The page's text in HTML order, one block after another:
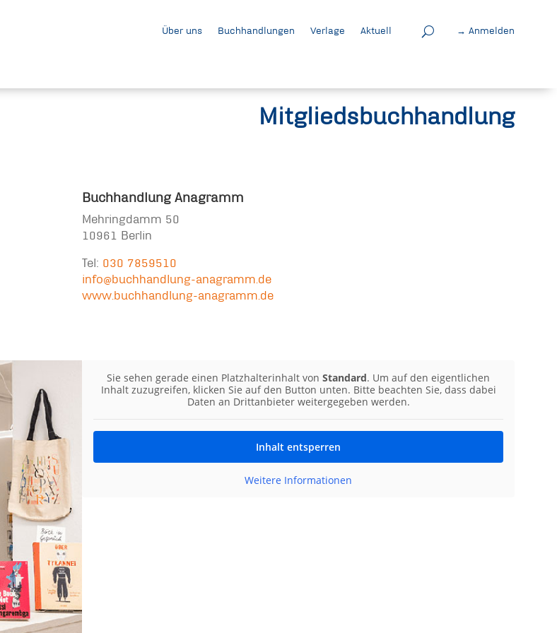
Über uns Buchhandlungen Verlage Aktuell → Anmelden
Mitgliedsbuchhandlung
Buchhandlung Anagramm
Mehringdamm 50
10961 Berlin
Tel: 030 7859510
info@buchhandlung-anagramm.de
www.buchhandlung-anagramm.de
Sie sehen gerade einen Platzhalterinhalt von Standard. Um auf den eigentlichen
Inhalt zuzugreifen, klicken Sie auf den Button unten. Bitte beachten Sie, dass dabei
Daten an Drittanbieter weitergegeben werden.
Inhalt entsperren
Weitere Informationen